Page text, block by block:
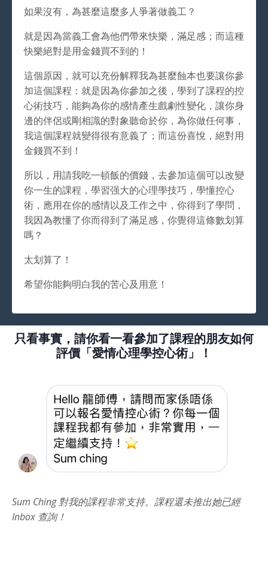
如果沒有，為甚麼這麼多人爭著做義工？
就是因為當義工會為他們帶來快樂，滿足感；而這種
快樂絕對是用金錢買不到的！
這個原因，就可以充份解釋我為甚麼蝕本也要讓你參
加這個課程：就是因為你參加之後，學到了課程的控
心術技巧，能夠為你的感情產生戲劇性變化，讓你身
邊的伴侶或剛相識的對象聽命於你，為你做任何事，
我這個課程就變得很有意義了；而這份喜悅，絕對用
金錢買不到！
所以，用請我吃一頓飯的價錢，去參加這個可以改變
你一生的課程，學習强大的心理學技巧，學懂控心
術，應用在你的感情以及工作之中，你得到了學問，
我因為教懂了你而得到了滿足感，你覺得這條數划算
嗎？
太划算了！
希望你能夠明白我的苦心及用意！
只看事實，請你看一看參加了課程的朋友如何
評價「愛情心理學控心術」！
Sum Ching 對我的課程非常支持。課程還未推出她已經
Inbox 查詢！